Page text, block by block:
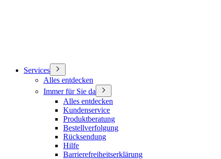
Services
Alles entdecken
Immer für Sie da
Alles entdecken
Kundenservice
Produktberatung
Bestellverfolgung
Rücksendung
Hilfe
Barrierefreiheitserklärung